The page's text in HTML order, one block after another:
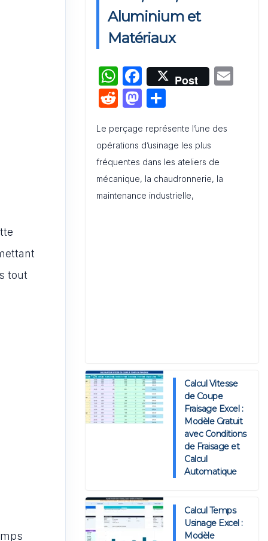
tout
Marketing
qui Change
Aluminium et
Matériaux
W
h
at
s
A
p
p
F
a
c
e
b
o
o
Post
R
d
di
t
M
st
o
d
o
ta
g
er
Le perçage représente l’une des
opérations d’usinage les plus
fréquentes dans les ateliers de
mécanique, la chaudronnerie, la
maintenance industrielle,
Calcul Vitesse
de Coupe
Fraisage Excel :
Modèle Gratuit
avec Conditions
de Fraisage et
Calcul
Automatique
Calcul Temps
Usinage Excel :
Modèle